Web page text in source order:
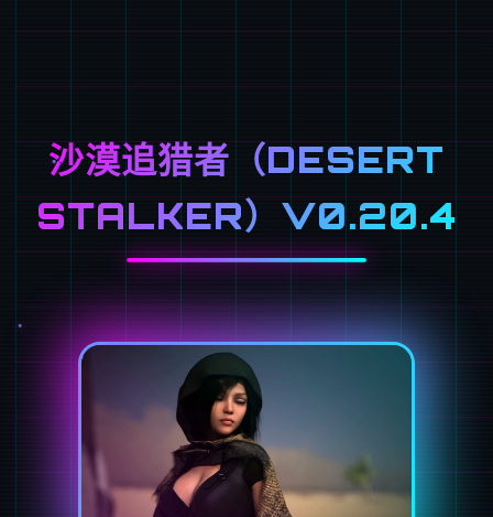
沙漠追猎者（DESERT
STALKER）V0.20.4